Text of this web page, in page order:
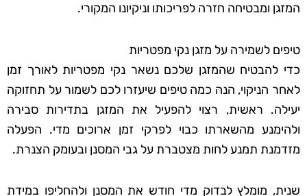
המזגן ומבטיחה חזרה לפריכותו וניקיונו המקורי.
טיפים לשמירה על מזגן נקי מפטריות
כדי להבטיח שהמזגן שלכם נשאר נקי מפטריות לאורך זמן
לאחר הניקוי, הנה כמה טיפים שיעזרו לכם לשמור על תחזוקה
יעילה. ראשית, רצוי להפעיל את המזגן בתדירות סבירה
ולהימנע מהשארתו כבוי לפרקי זמן ארוכים מדי. הפעלה
מזדמנת תמנע לחות מצטברת על גבי המסנן ובעומק הצנרת.
שנית, מומלץ לבדוק מדי חודש את המסנן ולהחליפו במידת